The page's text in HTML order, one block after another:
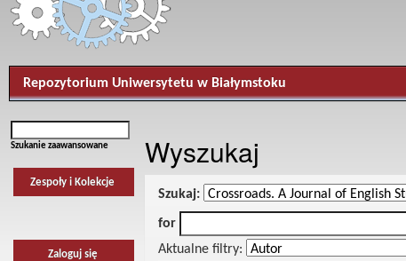
Repozytorium Uniwersytetu w Białymstoku
Szukanie zaawansowane
Zespoły i Kolekcje
Zaloguj się
Wyszukaj
Szukaj:
for
Aktualne filtry: